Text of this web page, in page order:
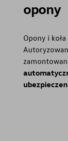
opony
Opony i